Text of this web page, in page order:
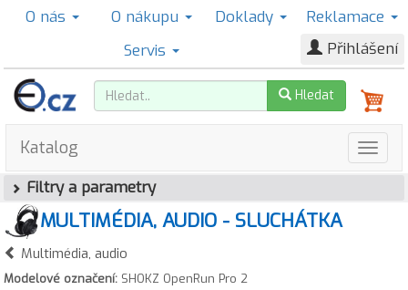
O nás O nákupu Doklady
Reklamace
Servis
Přihlášení
Hledat
Katalog
Filtry a parametry
MULTIMÉDIA, AUDIO - SLUCHÁTKA
Multimédia, audio
Modelové označení: SHOKZ OpenRun Pro 2